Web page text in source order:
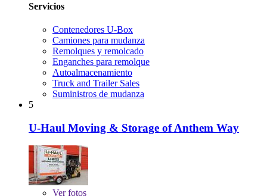
Servicios
Contenedores U-Box
Camiones para mudanza
Remolques y remolcado
Enganches para remolque
Autoalmacenamiento
Truck and Trailer Sales
Suministros de mudanza
5
U-Haul Moving & Storage of Anthem Way
Verfotos